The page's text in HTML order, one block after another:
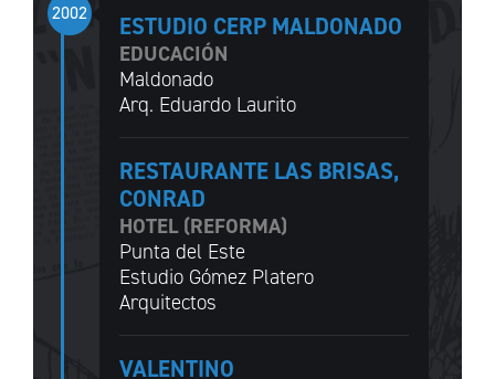
2002 ESTUDIO CERP MALDONADO
EDUCACIÓN
Maldonado
Arq. Eduardo Laurito
RESTAURANTE LAS BRISAS,
CONRAD
HOTEL (REFORMA)
Punta del Este
Estudio Gómez Platero
Arquitectos
VALENTINO